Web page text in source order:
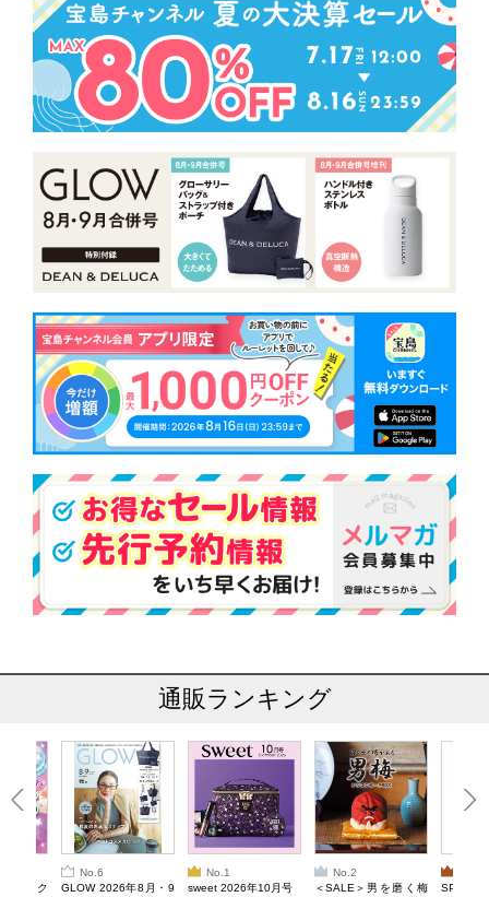
通販ランキング
るスク
No.6
GLOW 2026年8月・9
No.1
sweet 2026年10月号
No.2
＜SALE＞男を磨く梅